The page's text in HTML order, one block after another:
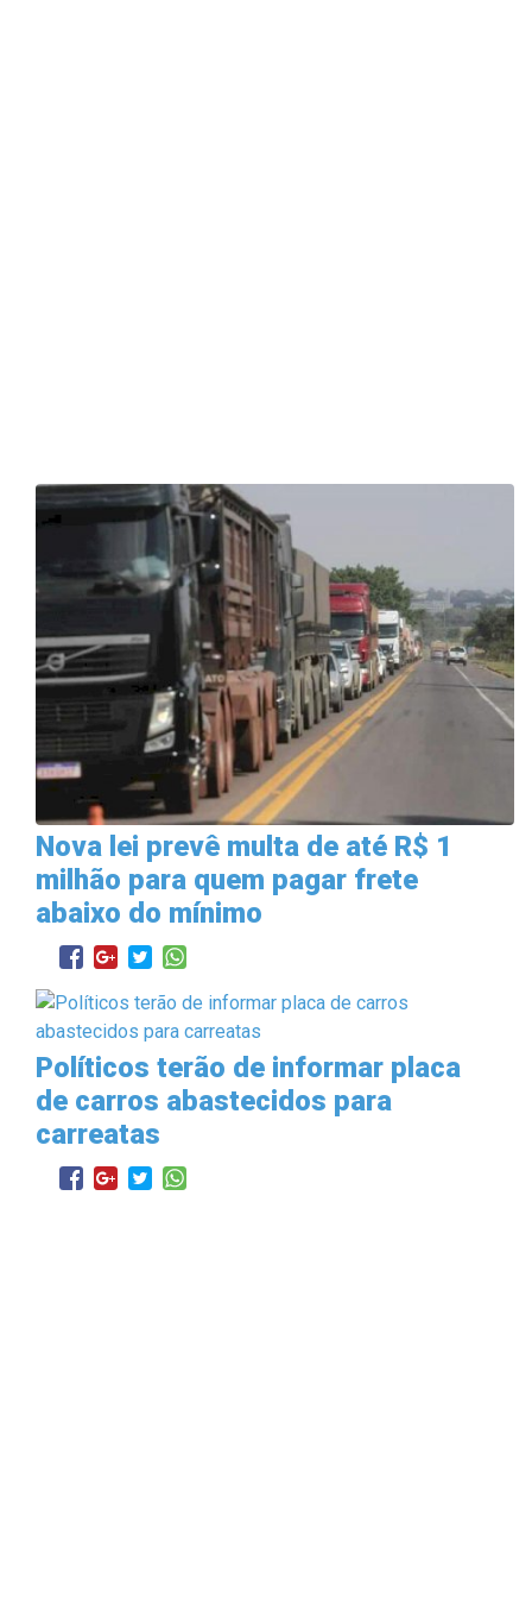
Nova lei prevê multa de até R$ 1
milhão para quem pagar frete
abaixo do mínimo
Políticos terão de informar placa
de carros abastecidos para
carreatas